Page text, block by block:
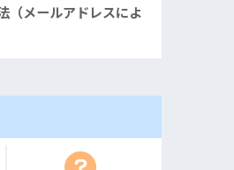
（メールアドレスによ